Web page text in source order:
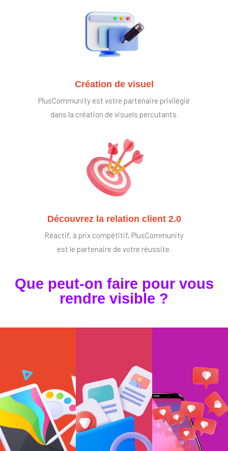
Création de visuel
PlusCommunity est votre partenaire privilégié
dans la création de visuels percutants.
Découvrez la relation client 2.0
Réactif, à prix compétitif, PlusCommunity
est le partenaire de votre réussite.
Que peut-on faire pour vous
rendre visible ?